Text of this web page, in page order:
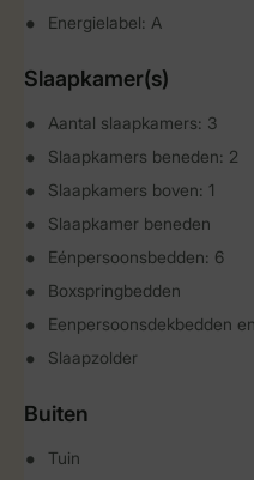
Energielabel: A
Slaapkamer(s)
Aantal slaapkamers: 3
Slaapkamers beneden: 2
Slaapkamers boven: 1
Slaapkamer beneden
Eénpersoonsbedden: 6
Boxspringbedden
Eenpersoonsdekbedden
Slaapzolder
Buiten
Tuin